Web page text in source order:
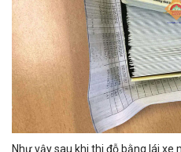
Như vậy sau khi thi đỗ bằng lái xe